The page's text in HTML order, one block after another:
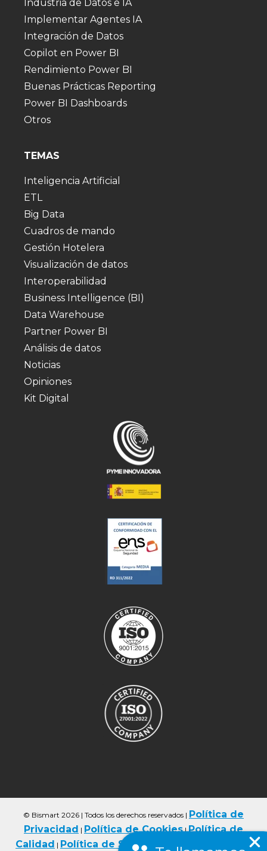
Industria de Datos e IA
Implementar Agentes IA
Integración de Datos
Copilot en Power BI
Rendimiento Power BI
Buenas Prácticas Reporting
Power BI Dashboards
Otros
TEMAS
Inteligencia Artificial
ETL
Big Data
Cuadros de mando
Gestión Hotelera
Visualización de datos
Interoperabilidad
Business Intelligence (BI)
Data Warehouse
Partner Power BI
Análisis de datos
Noticias
Opiniones
Kit Digital
© Bismart 2026 | Todos los derechos reservados | Política de
Privacidad | Política de Cookies | Política de
Calidad | Política de Seguriad Condiciones de